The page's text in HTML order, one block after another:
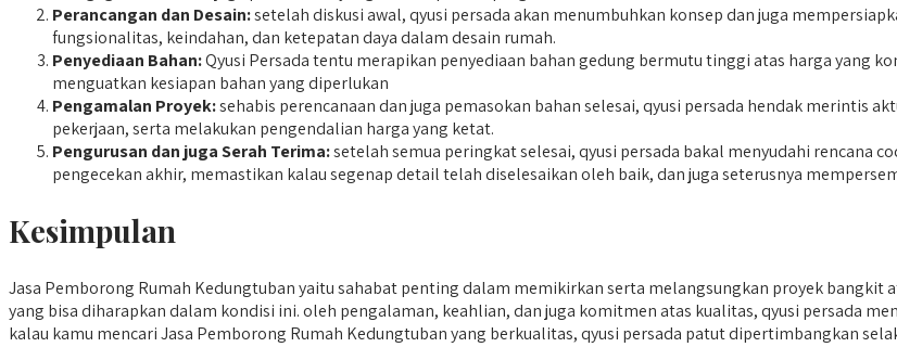
Perancangan dan Desain:setelah diskusi awal, qyusi persada akan menumbuhkan konsep dan juga
fungsionalitas, keindahan, dan ketepatan daya dalam desain rumah.
Penyediaan Bahan:Qyusi Persada tentu merapikan penyediaan bahan gedung bermutu tinggi atas harga yang
menguatkan kesiapan bahan yang diperlukan
Pengamalan Proyek:sehabis perencanaan dan juga pemasokan bahan selesai, qyusi persada hendak merintis
pekerjaan, serta melakukan pengendalian harga yang ketat.
Pengurusan dan juga Serah Terima:setelah semua peringkat selesai, qyusi persada bakal menyudahi rencana
pengecekan akhir, memastikan kalau segenap detail telah diselesaikan oleh baik, dan juga seterusnya
Kesimpulan
Jasa Pemborong Rumah Kedungtuban yaitu sahabat penting dalam memikirkan serta melangsungkan proyek bangkit
yang bisa diharapkan dalam kondisi ini. oleh pengalaman, keahlian, dan juga komitmen atas kualitas, qyusi persada
kalau kamu mencari Jasa Pemborong Rumah Kedungtuban yang berkualitas, qyusi persada patut dipertimbangkan